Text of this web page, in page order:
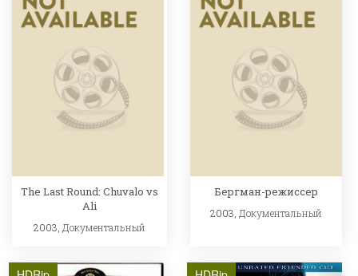
The Last Round: Chuvalo vs
Ali
2003, Документальный
Бергман-режиссер
2003, Документальный